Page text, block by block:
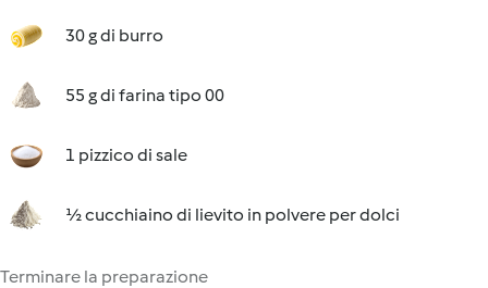
30 g di burro
55 g di farina tipo 00
1 pizzico di sale
½ cucchiaino di lievito in polvere per dolci
Terminare la preparazione